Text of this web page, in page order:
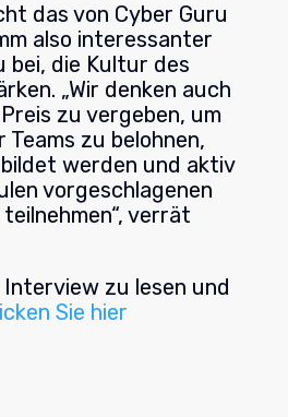
das von Cyber Guru
also interessanter
die Kultur des
„Wir denken auch
zu vergeben, um
zu belohnen,
werden und aktiv
vorgeschlagenen
verrät
zu lesen und
Sie hier